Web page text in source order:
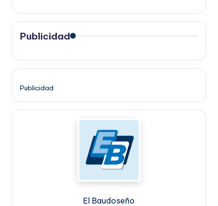
Publicidad
Publicidad
El Baudoseño